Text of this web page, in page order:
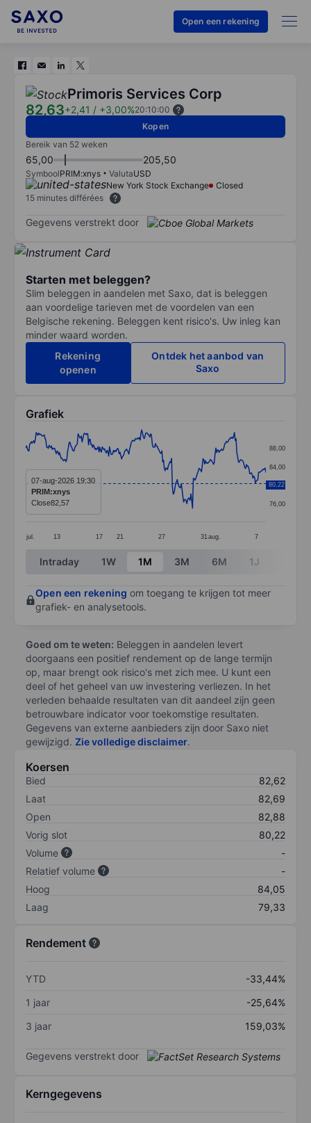
Open een rekening
Primoris Services Corp
82,63+2,41 / +3,00%20:10:00
Kopen
Bereik van 52 weken
65,00 205,50
SymboolPRIM:xnys ValutaUSD
New York Stock Exchange
Closed
15 minutes différées
Gegevens verstrekt door
Starten met beleggen?
Slim beleggen in aandelen met Saxo, dat is beleggen
aan voordelige tarieven met de voordelen van een
Belgische rekening. Beleggen kent risico's. Uw inleg kan
minder waard worden.
Rekening
openen
Ontdek het aanbod van
Saxo
Grafiek
Line chart with 299 data points.
The chart has 1 X axis displaying categories.
The chart has 1 Y axis displaying values. Data
jul. 13 17 21 27 31 aug. 7
76,00
80,00
84,00
88,00
80,22
07-aug-2026 19:30
PRIM:xnys
Close82,57
End of interactive chart.
Intraday 1W 1M 3M 6M 1J
Open een rekening om toegang te krijgen tot meer
grafiek- en analysetools.
Goed om te weten: Beleggen in aandelen levert
doorgaans een positief rendement op de lange termijn
op, maar brengt ook risico's met zich mee. U kunt een
deel of het geheel van uw investering verliezen. In het
verleden behaalde resultaten van dit aandeel zijn geen
betrouwbare indicator voor toekomstige resultaten.
Gegevens van externe aanbieders zijn door Saxo niet
gewijzigd. Zie volledige disclaimer.
Koersen
Bied
82,62
Laat
82,69
Open
82,88
Vorig slot
80,22
Volume
-
Relatief volume
-
Hoog
84,05
Laag
79,33
Rendement
YTD
-33,44%
1 jaar
-25,64%
3 jaar
159,03%
Gegevens verstrekt door
Kerngegevens